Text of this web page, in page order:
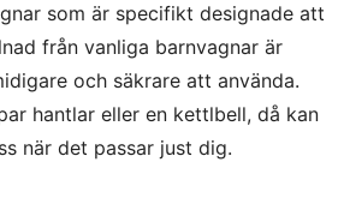
som är specifikt designade att
från vanliga barnvagnar är
och säkrare att använda.
hantlar eller en kettlbell, då kan
när det passar just dig.